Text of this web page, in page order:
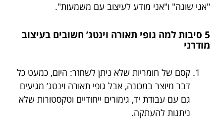
"אני שונה" ו"אני מודע לעיצוב עם משמעות".
5 סיבות למה גופי תאורה וינטג’ חשובים בעיצוב
מודרני
קסם של חומריות שלא ניתן לשחזר: היום, כמעט כל
דבר מיוצר במכונה, אבל גופי תאורה וינטג’ מגיעים
גם עם עבודת יד, גימורים ייחודיים וטקסטורות שלא
ניתנות להעתקה.